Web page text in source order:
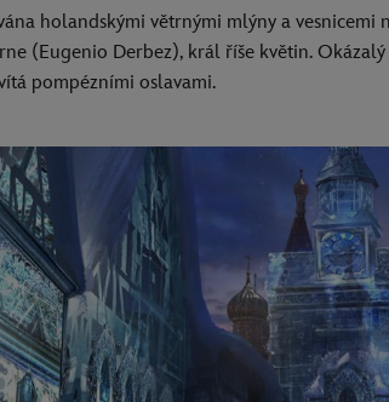
holandskými větrnými mlýny a
(Eugenio Derbez), král říše květin.
pompézními oslavami.